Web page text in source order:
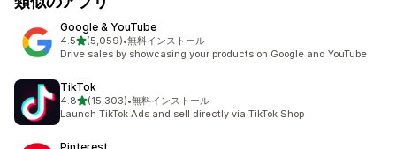
Google & YouTube
4.55つ星中
(5,059)
合計レビュー数：5059件
•無料インストール
Drive sales by showcasing your products on Google and YouTube
TikTok
4.85つ星中
(15,303)
合計レビュー数：15303件
•無料インストール
Launch TikTok Ads and sell directly via TikTok Shop